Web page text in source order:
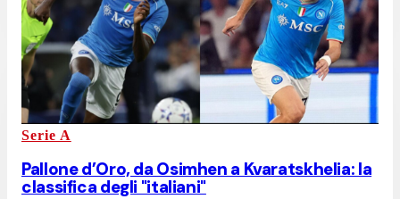
Serie A
Pallone d’Oro, da Osimhen a Kvaratskhelia: la
classifica degli "italiani"